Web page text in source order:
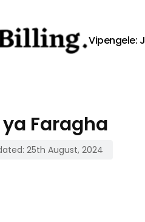
Vipengele:
ya Faragha
25th August, 2024